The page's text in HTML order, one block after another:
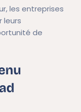
les entreprises
leurs
de